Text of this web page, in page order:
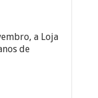
a Loja
de